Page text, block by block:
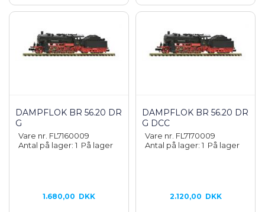
DAMPFLOK BR 56.20 DR
G
Vare nr. FL7160009
Antal på lager: 1 På lager
1.680,00 DKK
DAMPFLOK BR 56.20 DR
G DCC
Vare nr. FL7170009
Antal på lager: 1 På lager
2.120,00 DKK